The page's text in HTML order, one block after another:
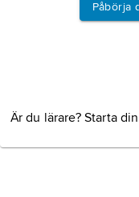
Påbörja
Är du lärare? Starta